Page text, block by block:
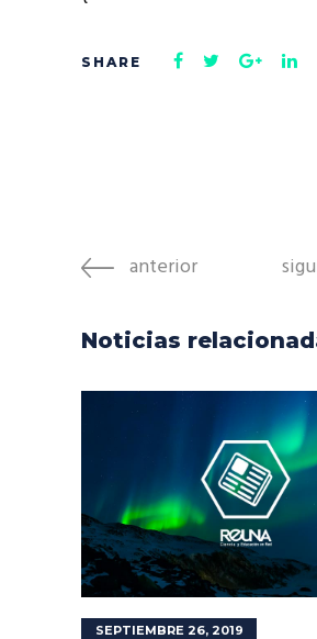
anterior
Noticias
SEPTIEMBRE 26, 2019